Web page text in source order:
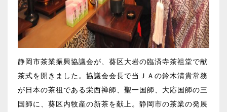
静岡市茶業振興協議会が、葵区大岩の臨済寺茶祖堂で献
茶式を開きました。協議会会長で当ＪＡの鈴木淸貴常務
が日本の茶祖である栄西禅師、聖一国師、大応国師の三
国師に、葵区内牧産の新茶を献上。静岡市の茶業の発展